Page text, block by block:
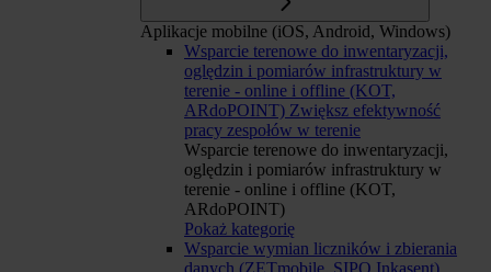
Aplikacje mobilne (iOS, Android, Windows)
Wsparcie terenowe do inwentaryzacji,
oględzin i pomiarów infrastruktury w
terenie - online i offline (KOT,
ARdoPOINT) Zwiększ efektywność
pracy zespołów w terenie
Wsparcie terenowe do inwentaryzacji,
oględzin i pomiarów infrastruktury w
terenie - online i offline (KOT,
ARdoPOINT)
Pokaż kategorię
Wsparcie wymian liczników i zbierania
danych (ZETmobile, SIPO Inkasent)